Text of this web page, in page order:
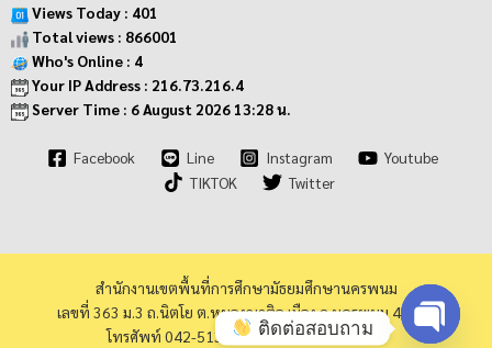
Views Today : 401
Total views : 866001
Who's Online : 4
Your IP Address : 216.73.216.4
Server Time : 6 August 2026 13:28 น.
Facebook Line Instagram
Youtube
TIKTOK
Twitter
สำนักงานเขตพื้นที่การศึกษามัธยมศึกษานครพนม
เลขที่ 363 ม.3 ถ.นิตโย ต.หนองญาติอ.เมือง จ.นครพนม 48000
โทรศัพท์ 042-513973 โทรสาร 042-513940
ติดต่อสอบถาม